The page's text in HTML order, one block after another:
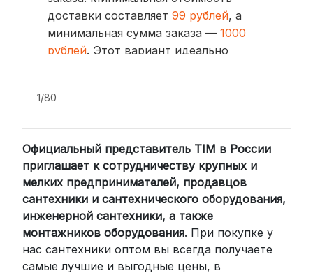
доставки составляет 99 рублей, а
минимальная сумма заказа — 1000
рублей. Этот вариант идеально
компании (СДЭК, BoxBerry, DPD)
Для клиентов из других регионов
России мы сотрудничаем с
проверенными транспортными
компаниями:
СДЭК: Выбирайте доставку до
пункта выдачи (от 2 дней) или
курьером до двери (от 3 дней).
1/80
Официальный представитель TIM в России
приглашает к сотрудничеству крупных и
мелких предпринимателей, продавцов
сантехники и сантехнического оборудования,
инженерной сантехники, а также
монтажников оборудования. При покупке у
нас сантехники оптом вы всегда получаете
самые лучшие и выгодные цены, в